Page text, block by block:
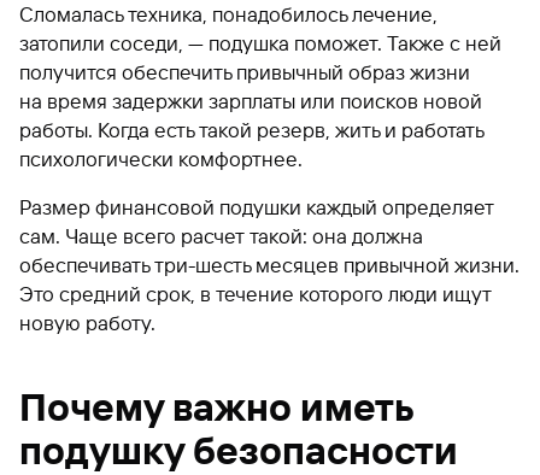
Сломалась техника, понадобилось лечение,
затопили соседи, — подушка поможет. Также с ней
получится обеспечить привычный образ жизни
на время задержки зарплаты или поисков новой
работы. Когда есть такой резерв, жить и работать
психологически комфортнее.
Размер финансовой подушки каждый определяет
сам. Чаще всего расчет такой: она должна
обеспечивать три-шесть месяцев привычной жизни.
Это средний срок, в течение которого люди ищут
новую работу.
Почему важно иметь
подушку безопасности